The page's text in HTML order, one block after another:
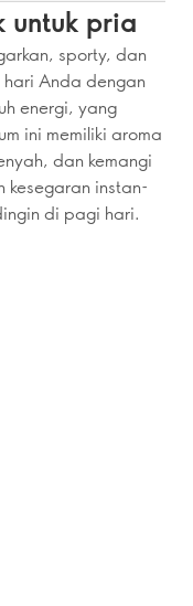
untuk pria
sporty, dan
Anda dengan
energi, yang
ini memiliki aroma
dan kemangi
kesegaran instan-
di pagi hari.